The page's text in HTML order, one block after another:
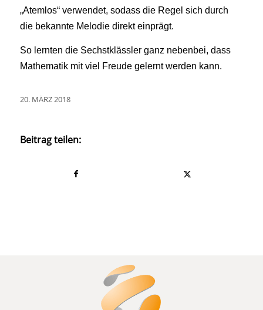
„Atemlos“ verwendet, sodass die Regel sich durch
die bekannte Melodie direkt einprägt.
So lernten die Sechstklässler ganz nebenbei, dass
Mathematik mit viel Freude gelernt werden kann.
20. MÄRZ 2018
Beitrag teilen: